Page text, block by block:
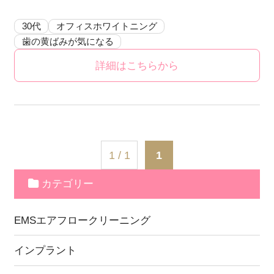
30代
オフィスホワイトニング
歯の黄ばみが気になる
詳細はこちらから
1 / 1 1
カテゴリー
EMSエアフロークリーニング
インプラント